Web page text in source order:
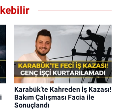
Karabük’te Kahreden İş Kazası!
Bakım Çalışması Facia ile
Sonuçlandı